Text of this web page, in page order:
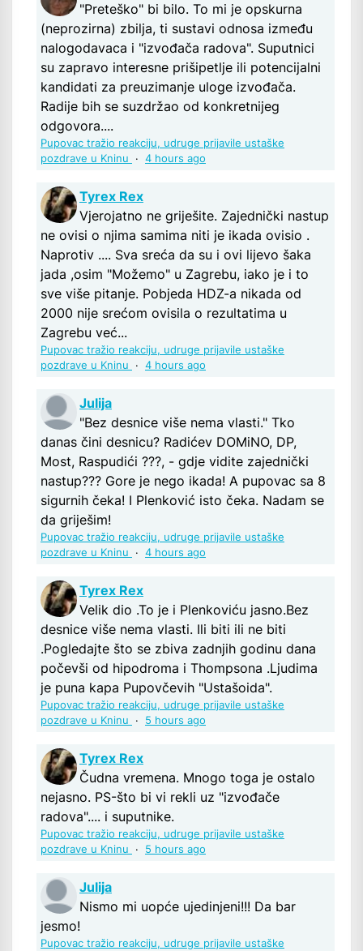
"Preteško" bi bilo. To mi je opskurna
(neprozirna) zbilja, ti sustavi odnosa između
nalogodavaca i "izvođača radova". Suputnici
su zapravo interesne prišipetlje ili potencijalni
kandidati za preuzimanje uloge izvođača.
Radije bih se suzdržao od konkretnijeg
odgovora....
Pupovac tražio reakciju, udruge prijavile ustaške
pozdrave u Kninu
· 4 hours ago
Tyrex Rex
Vjerojatno ne griješite. Zajednički nastup
ne ovisi o njima samima niti je ikada ovisio .
Naprotiv .... Sva sreća da su i ovi lijevo šaka
jada ,osim "Možemo" u Zagrebu, iako je i to
sve više pitanje. Pobjeda HDZ-a nikada od
2000 nije srećom ovisila o rezultatima u
Zagrebu već...
Pupovac tražio reakciju, udruge prijavile ustaške
pozdrave u Kninu
· 4 hours ago
Julija
"Bez desnice više nema vlasti." Tko
danas čini desnicu? Radićev DOMiNO, DP,
Most, Raspudići ???, - gdje vidite zajednički
nastup??? Gore je nego ikada! A pupovac sa 8
sigurnih čeka! I Plenković isto čeka. Nadam se
da griješim!
Pupovac tražio reakciju, udruge prijavile ustaške
pozdrave u Kninu
· 4 hours ago
Tyrex Rex
Velik dio .To je i Plenkoviću jasno.Bez
desnice više nema vlasti. Ili biti ili ne biti
.Pogledajte što se zbiva zadnjih godinu dana
počevši od hipodroma i Thompsona .Ljudima
je puna kapa Pupovčevih "Ustašoida".
Pupovac tražio reakciju, udruge prijavile ustaške
pozdrave u Kninu
· 5 hours ago
Tyrex Rex
Čudna vremena. Mnogo toga je ostalo
nejasno. PS-što bi vi rekli uz "izvođače
radova".... i suputnike.
Pupovac tražio reakciju, udruge prijavile ustaške
pozdrave u Kninu
· 5 hours ago
Julija
Nismo mi uopće ujedinjeni!!! Da bar
jesmo!
Pupovac tražio reakciju, udruge prijavile ustaške